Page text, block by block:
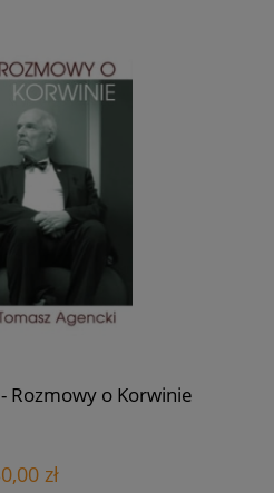
Rozmowy o Korwinie
zł